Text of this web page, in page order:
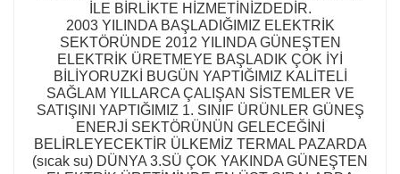
İLE BİRLİKTE HİZMETİNİZDEDİR.
2003 YILINDA BAŞLADIĞIMIZ ELEKTRİK
SEKTÖRÜNDE 2012 YILINDA GÜNEŞTEN
ELEKTRİK ÜRETMEYE BAŞLADIK ÇOK İYİ
BİLİYORUZKİ BUGÜN YAPTIĞIMIZ KALİTELİ
SAĞLAM YILLARCA ÇALIŞAN SİSTEMLER VE
SATIŞINI YAPTIĞIMIZ 1. SINIF ÜRÜNLER GÜNEŞ
ENERJİ SEKTÖRÜNÜN GELECEĞİNİ
BELİRLEYECEKTİR ÜLKEMİZ TERMAL PAZARDA
(sıcak su) DÜNYA 3.SÜ ÇOK YAKINDA GÜNEŞTEN